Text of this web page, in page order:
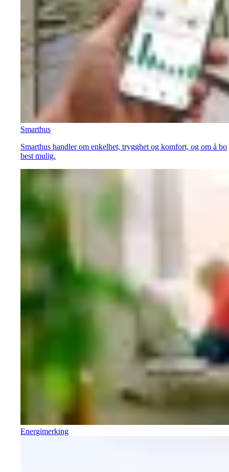
Smarthus
Smarthus handler om enkelhet, trygghet og komfort, og om å bo
best mulig.
Energimerking